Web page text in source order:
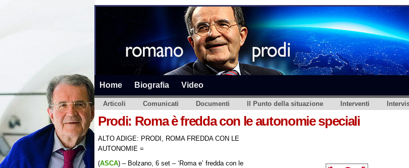
Home Biografia Video
Articoli Comunicati Documenti Il Punto della situazione Interventi
Prodi: Roma è fredda con le autonomie speciali
ALTO ADIGE: PRODI, ROMA FREDDA CON LE
AUTONOMIE =
(ASCA) – Bolzano, 6 set – ‘Roma e’ fredda con le